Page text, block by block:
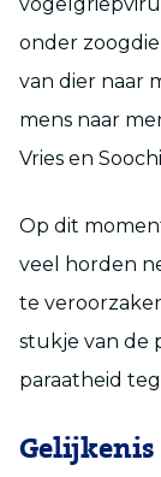
onder
van dier naar
mens naar
Vries en
Op dit
veel horden
te
stukje van de
paraatheid
Gelijkenis